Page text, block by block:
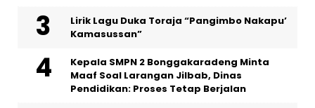
Lirik Lagu Duka Toraja “Pangimbo Nakapu’
Kamasussan”
Kepala SMPN 2 Bonggakaradeng Minta
Maaf Soal Larangan Jilbab, Dinas
Pendidikan: Proses Tetap Berjalan